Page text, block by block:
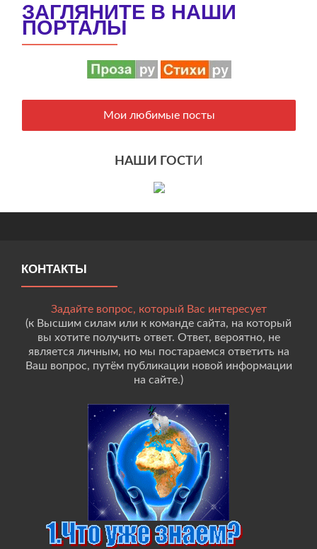
ЗАГЛЯНИТЕ В НАШИ
ПОРТАЛЫ
Мои любимые посты
НАШИ ГОСТИ
КОНТАКТЫ
Задайте вопрос, который Вас интересует
(к Высшим силам или к команде сайта, на который
вы хотите получить ответ. Ответ, вероятно, не
является личным, но мы постараемся ответить на
Ваш вопрос, путём публикации новой информации
на сайте.)